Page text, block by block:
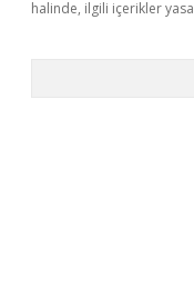
halinde, ilgili içerikler